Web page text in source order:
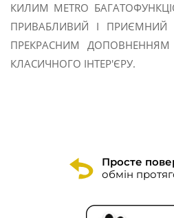
КИЛИМ METRO
ПРИВАБЛИВИЙ І ПРИЄМНИЙ
ПРЕКРАСНИМ ДОПОВНЕННЯМ
КЛАСИЧНОГО ІНТЕР'ЄРУ.
Просте
обмін